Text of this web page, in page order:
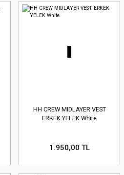
HH CREW MIDLAYER VEST
ERKEK YELEK White
1.950,00 TL